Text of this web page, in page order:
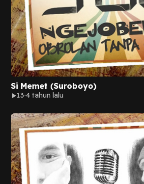
Si Memet (Suroboyo)
13 4 tahun lalu